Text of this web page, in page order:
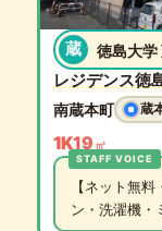
蔵 徳島大学
レジデンス徳
南蔵本町 蔵
1K19 ㎡
【ネット無
ン・洗濯機・